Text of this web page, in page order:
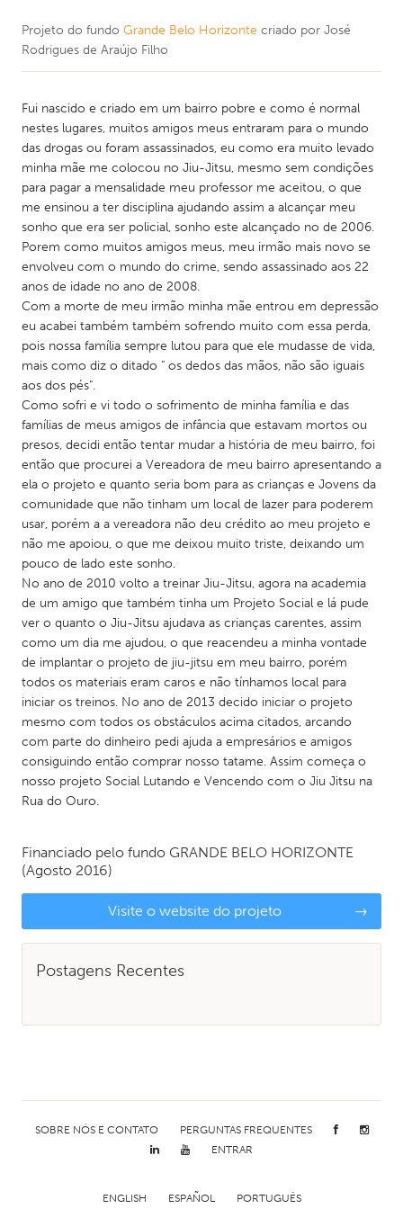
Projeto do fundo Grande Belo Horizonte criado por José
Rodrigues de Araújo Filho
Fui nascido e criado em um bairro pobre e como é normal
nestes lugares, muitos amigos meus entraram para o mundo
das drogas ou foram assassinados, eu como era muito levado
minha mãe me colocou no Jiu-Jitsu, mesmo sem condições
para pagar a mensalidade meu professor me aceitou, o que
me ensinou a ter disciplina ajudando assim a alcançar meu
sonho que era ser policial, sonho este alcançado no de 2006.
Porem como muitos amigos meus, meu irmão mais novo se
envolveu com o mundo do crime, sendo assassinado aos 22
anos de idade no ano de 2008.
Com a morte de meu irmão minha mãe entrou em depressão
eu acabei também também sofrendo muito com essa perda,
pois nossa família sempre lutou para que ele mudasse de vida,
mais como diz o ditado " os dedos das mãos, não são iguais
aos dos pés".
Como sofri e vi todo o sofrimento de minha família e das
famílias de meus amigos de infância que estavam mortos ou
presos, decidi então tentar mudar a história de meu bairro, foi
então que procurei a Vereadora de meu bairro apresentando a
ela o projeto e quanto seria bom para as crianças e Jovens da
comunidade que não tinham um local de lazer para poderem
usar, porém a a vereadora não deu crédito ao meu projeto e
não me apoiou, o que me deixou muito triste, deixando um
pouco de lado este sonho.
No ano de 2010 volto a treinar Jiu-Jitsu, agora na academia
de um amigo que também tinha um Projeto Social e lá pude
ver o quanto o Jiu-Jitsu ajudava as crianças carentes, assim
como um dia me ajudou, o que reacendeu a minha vontade
de implantar o projeto de jiu-jitsu em meu bairro, porém
todos os materiais eram caros e não tínhamos local para
iniciar os treinos. No ano de 2013 decido iniciar o projeto
mesmo com todos os obstáculos acima citados, arcando
com parte do dinheiro pedi ajuda a empresários e amigos
consiguindo então comprar nosso tatame. Assim começa o
nosso projeto Social Lutando e Vencendo com o Jiu Jitsu na
Rua do Ouro.
Financiado pelo fundo GRANDE BELO HORIZONTE
(Agosto 2016)
Visite o website do projeto →
Postagens Recentes
SOBRE NÓS E CONTATO
PERGUNTAS FREQUENTES
ENTRAR
ENGLISH ESPAÑOL PORTUGUÊS